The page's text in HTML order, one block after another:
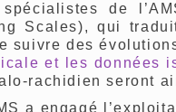
de
Scales), qui
suivre des
et les données
rachidien seront
a engagé